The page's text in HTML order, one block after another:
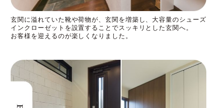
玄関に溢れていた靴や荷物が、玄関を増築し、大容量のシューズ
インクローゼットを設置することでスッキリとした玄関へ。
お客様を迎えるのが楽しくなりました。